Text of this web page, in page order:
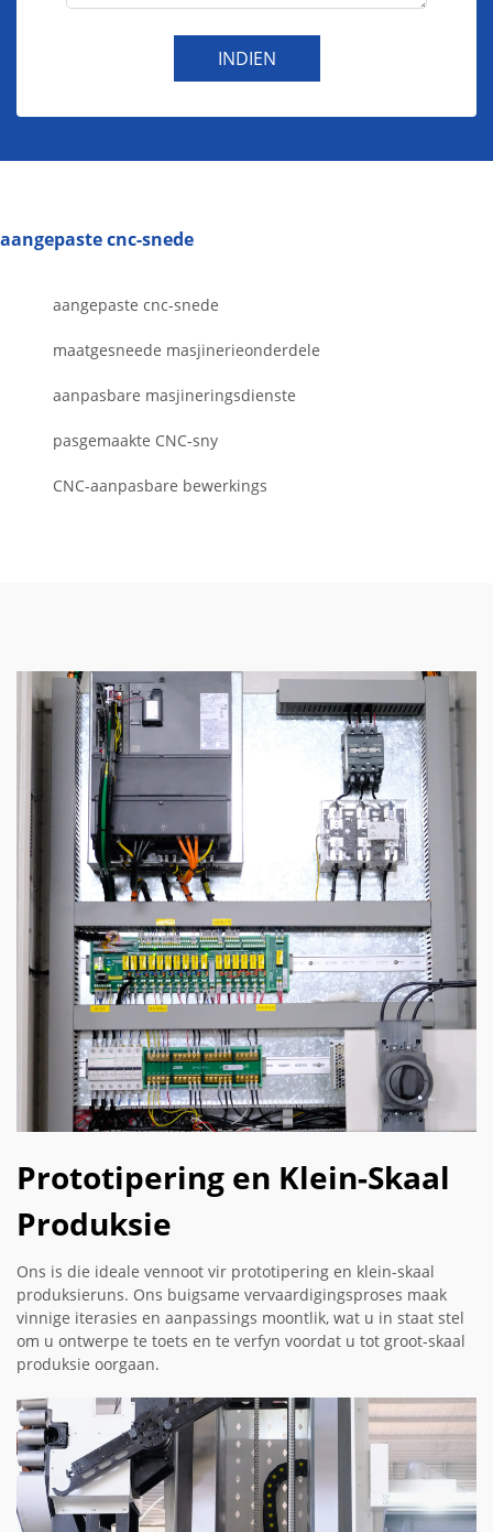
INDIEN
aangepaste cnc-snede
aangepaste cnc-snede
maatgesneede masjinerieonderdele
aanpasbare masjineringsdienste
pasgemaakte CNC-sny
CNC-aanpasbare bewerkings
Prototipering en Klein-Skaal
Produksie
Ons is die ideale vennoot vir prototipering en klein-skaal
produksieruns. Ons buigsame vervaardigingsproses maak
vinnige iterasies en aanpassings moontlik, wat u in staat stel
om u ontwerpe te toets en te verfyn voordat u tot groot-skaal
produksie oorgaan.